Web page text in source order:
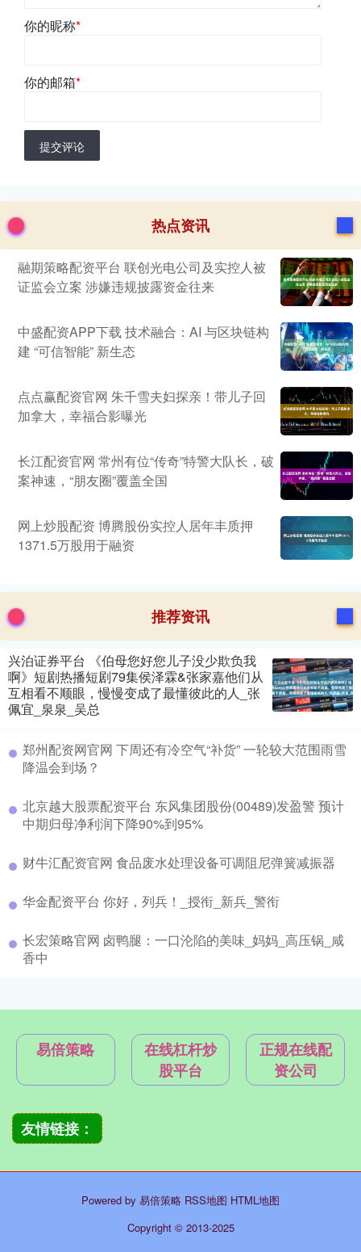
你的昵称*
你的邮箱*
提交评论
热点资讯
融期策略配资平台 联创光电公司及实控人被
证监会立案 涉嫌违规披露资金往来
中盛配资APP下载 技术融合：AI 与区块链构
建 “可信智能” 新生态
点点赢配资官网 朱千雪夫妇探亲！带儿子回
加拿大，幸福合影曝光
长江配资官网 常州有位“传奇”特警大队长，破
案神速，“朋友圈”覆盖全国
网上炒股配资 博腾股份实控人居年丰质押
1371.5万股用于融资
推荐资讯
兴泊证券平台 《伯母您好您儿子没少欺负我
啊》短剧热播短剧79集侯泽霖&张家嘉他们从
互相看不顺眼，慢慢变成了最懂彼此的人_张
佩宜_泉泉_吴总
郑州配资网官网 下周还有冷空气“补货” 一轮较大范围雨雪
降温会到场？
北京越大股票配资平台 东风集团股份(00489)发盈警 预计
中期归母净利润下降90%到95%
财牛汇配资官网 食品废水处理设备可调阻尼弹簧减振器
华金配资平台 你好，列兵！_授衔_新兵_警衔
长宏策略官网 卤鸭腿：一口沦陷的美味_妈妈_高压锅_咸
香中
易倍策略
在线杠杆炒
股平台
正规在线配
资公司
友情链接：
Powered by 易倍策略 RSS地图 HTML地图
Copyright © 2013-2025